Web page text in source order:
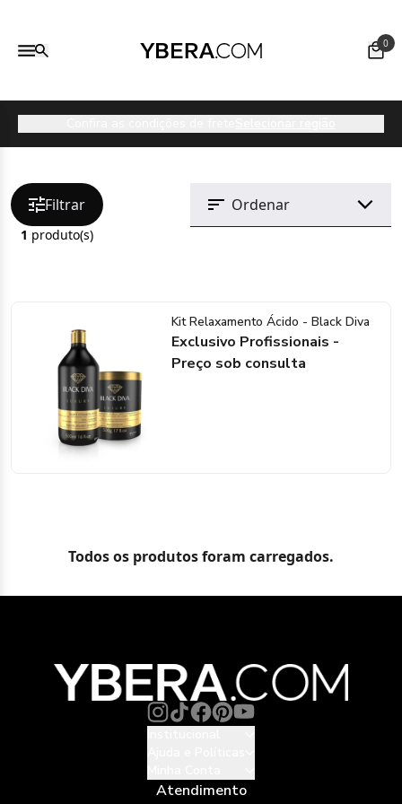
0
Filtrar
1 produto(s)
Kit Relaxamento Ácido - Black Diva
Exclusivo Profissionais -
Preço sob consulta
Todos os produtos foram carregados.
Atendimento